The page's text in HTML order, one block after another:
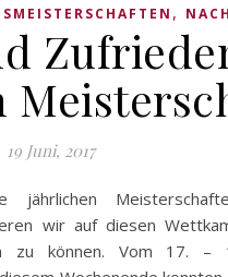
,
19 Juni, 2017
wir auf diesen
zu können. Vom 17.